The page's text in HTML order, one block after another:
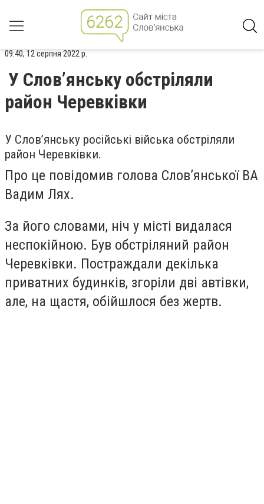
09:40, 12 серпня 2022 р.
У Слов’янську обстріляли
район Черевківки
У Слов’янську російські війська обстріляли
район Черевківки.
Про це повідомив голова Слов’янської ВА
Вадим Лях.
За його словами, ніч у місті видалася
неспокійною. Був обстріляний район
Черевківки. Постраждали декілька
приватних будинків, згоріли дві автівки,
але, на щастя, обійшлося без жертв.